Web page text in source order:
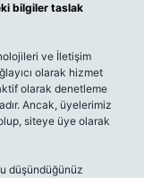
bilgiler taslak
ve İletişim
olarak hizmet
olarak denetleme
Ancak, üyelerimiz
siteye üye olarak
düşündüğünüz